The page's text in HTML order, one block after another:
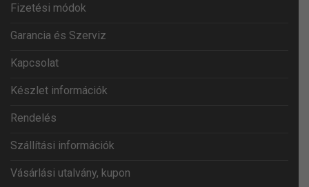
Fizetési módok
Garancia és Szerviz
Kapcsolat
Készlet információk
Rendelés
Szállítási információk
Vásárlási utalvány, kupon